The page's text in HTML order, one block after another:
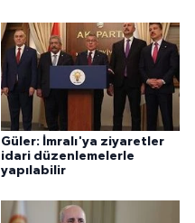
Güler: İmralı'ya ziyaretler
idari düzenlemelerle
yapılabilir